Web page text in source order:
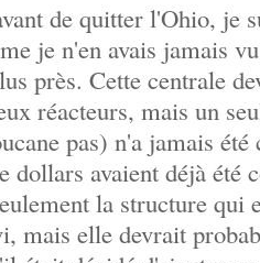
de quitter l'Ohio, je
je n'en avais jamais
près. Cette centrale
réacteurs, mais un
pas) n'a jamais
avaient déjà été
la structure qui
mais elle devrait